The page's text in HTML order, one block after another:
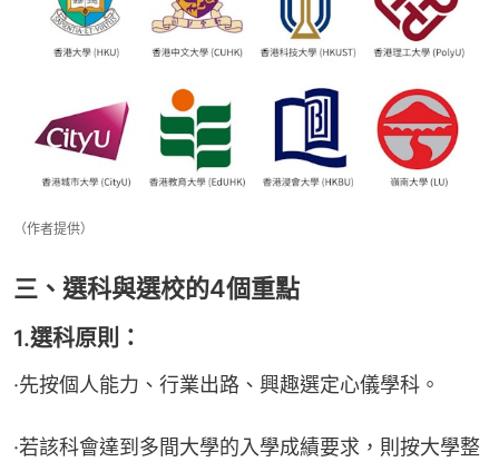
（作者提供）
三、選科與選校的4個重點
1.選科原則：
·先按個人能力、行業出路、興趣選定心儀學科。
·若該科會達到多間大學的入學成績要求，則按大學整